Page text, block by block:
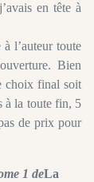
en tête à
à l’auteur toute
Bien
choix final soit
à la toute fin, 5
de prix pour
1 deLa